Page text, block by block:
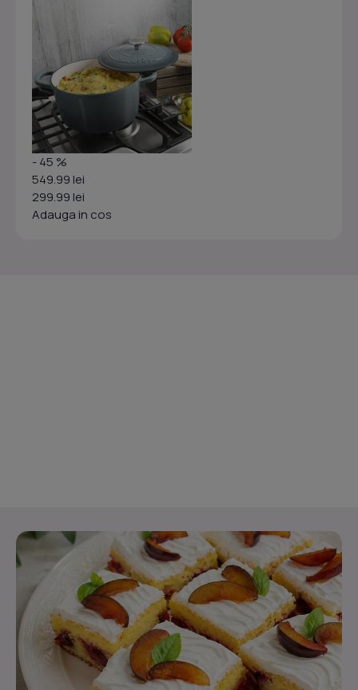
- 45 %
549.99 lei
299.99 lei
Adauga in cos